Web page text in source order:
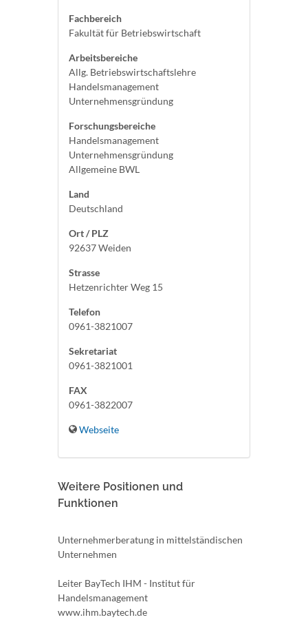
Fachbereich
Fakultät für Betriebswirtschaft
Arbeitsbereiche
Allg. Betriebswirtschaftslehre
Handelsmanagement
Unternehmensgründung
Forschungsbereiche
Handelsmanagement
Unternehmensgründung
Allgemeine BWL
Land
Deutschland
Ort / PLZ
92637 Weiden
Strasse
Hetzenrichter Weg 15
Telefon
0961-3821007
Sekretariat
0961-3821001
FAX
0961-3822007
Webseite
Weitere Positionen und
Funktionen
Unternehmerberatung in mittelständischen
Unternehmen
Leiter BayTech IHM - Institut für
Handelsmanagement
www.ihm.baytech.de